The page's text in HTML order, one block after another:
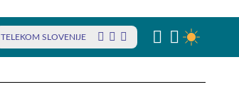
TELEKOM SLOVENIJE